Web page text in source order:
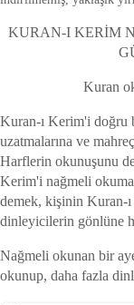
KURAN-I KERİM
Kuran
Kuran-ı Kerim'i doğru
uzatmalarına ve
Harflerin okunuşunu
Kerim'i nağmeli
demek, kişinin Kuran-
dinleyicilerin gönlüne
Nağmeli okunan bir
okunup, daha fazla